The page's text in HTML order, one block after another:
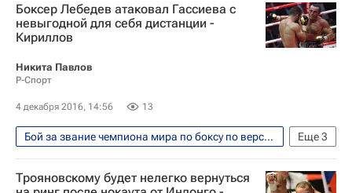
Максим Власов
Рахим Чахкиев
Денис Лебедев
Боксер Лебедев атаковал Гассиева с
невыгодной для себя дистанции -
Кириллов
Никита Павлов
Р-Спорт
4 декабря 2016, 14:56 13
Еще3
Бой за звание чемпиона мира по боксу по версиям WBA и IBF между россиянами Денисом Лебедевым и Муратом Гассиевым прошел 3 декабря 2016
Единоборства
Спорт
Денис Лебедев
Трояновскому будет нелегко вернуться